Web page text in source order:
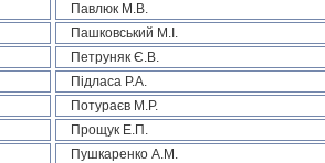
Павлюк М.В.
Пашковський М.І.
Петруняк Є.В.
Підласа Р.А.
Потураєв М.Р.
Прощук Е.П.
Пушкаренко А.М.